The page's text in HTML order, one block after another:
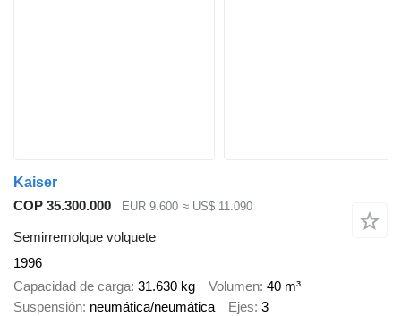
Kaiser
COP 35.300.000
EUR 9.600 ≈ US$ 11.090
Semirremolque volquete
1996
Capacidad de carga 31.630 kg Volumen 40 m³
Suspensión neumática/neumática Ejes 3